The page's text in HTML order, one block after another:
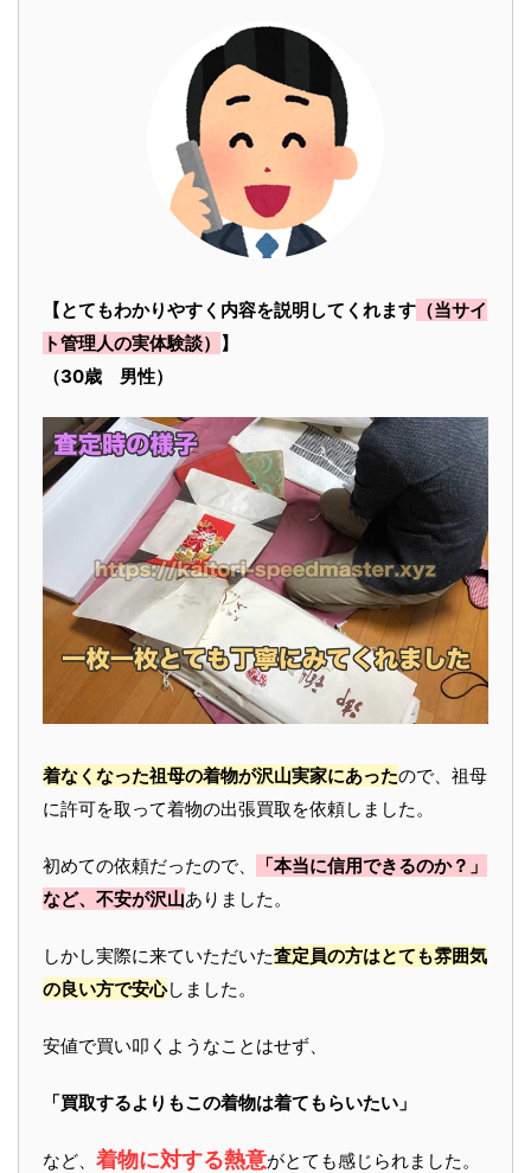
【とてもわかりやすく内容を説明してくれます （当サイ
ト管理人の実体験談） 】
（30歳 男性）
着なくなった祖母の着物が沢山実家にあったので、祖母
に許可を取って着物の出張買取を依頼しました。
初めての依頼だったので、
「本当に信用できるのか？」
など、不安が沢山ありました。
しかし実際に来ていただいた査定員の方はとても雰囲気
の良い方で安心しました。
安値で買い叩くようなことはせず、
「買取するよりもこの着物は着てもらいたい」
など、 着物に対する熱意がとても感じられました。